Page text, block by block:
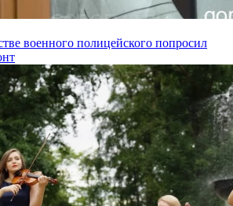
военного полицейского попросил